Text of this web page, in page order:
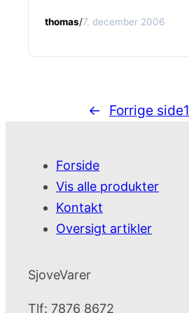
thomas/7. december 2006
← Forrige side1
Forside
Vis alle produkter
Kontakt
Oversigt artikler
SjoveVarer
Tlf: 7876 8672